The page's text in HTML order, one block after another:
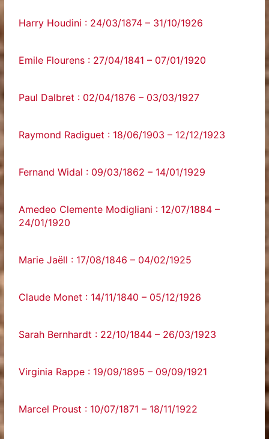
Harry Houdini : 24/03/1874 – 31/10/1926
Emile Flourens : 27/04/1841 – 07/01/1920
Paul Dalbret : 02/04/1876 – 03/03/1927
Raymond Radiguet : 18/06/1903 – 12/12/1923
Fernand Widal : 09/03/1862 – 14/01/1929
Amedeo Clemente Modigliani : 12/07/1884 –
24/01/1920
Marie Jaëll : 17/08/1846 – 04/02/1925
Claude Monet : 14/11/1840 – 05/12/1926
Sarah Bernhardt : 22/10/1844 – 26/03/1923
Virginia Rappe : 19/09/1895 – 09/09/1921
Marcel Proust : 10/07/1871 – 18/11/1922